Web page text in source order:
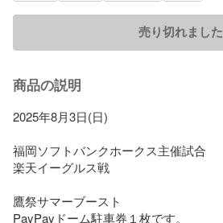
売り切れました
商品の説明
2025年8月3日(日)
福岡ソフトバンクホークス主催試合
楽天イーグルス戦
鷹祭サマーブースト
PayPayドーム駐車券１枚です。